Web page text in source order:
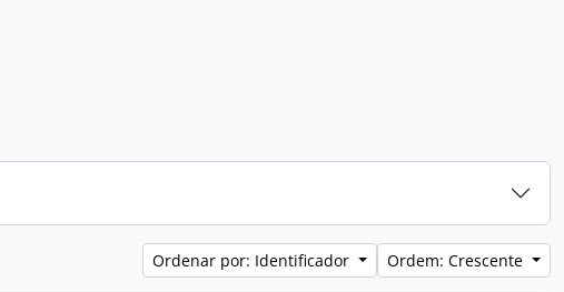
Ordenar por: Identificador Ordem: Crescente